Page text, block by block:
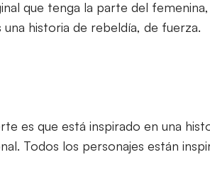
que tenga la parte del
historia de rebeldía, de fuerza.
es que está inspirado en una
Todos los personajes están